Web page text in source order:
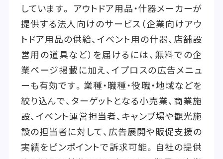
しています。 アウトドア用品・什器メーカーが
提供する法人向けのサービス（企業向けアウ
トドア用品の供給、イベント用の什器、店舗設
営用の道具など）を届けるには、無料での企
業ページ掲載に加え、イプロスの広告メニュ
ーも有効です。業種・職種・役職・地域などを
絞り込んで、ターゲットとなる小売業、商業施
設、イベント運営担当者、キャンプ場や観光施
設の担当者に対して、広告展開や販促支援の
実績をピンポイントで訴求可能。自社の提供